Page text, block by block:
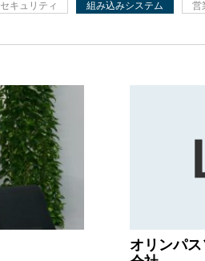
セキュリティ 組み込みシステム 営
オリンパ